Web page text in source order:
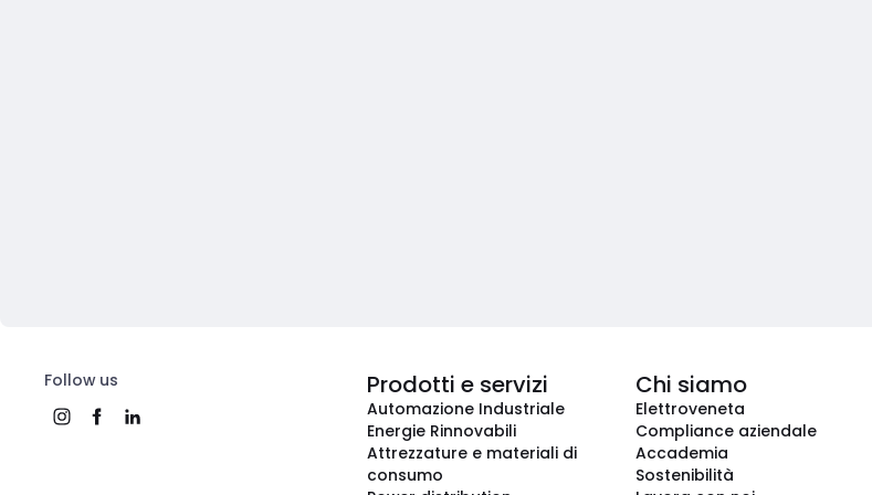
Follow us Prodotti e servizi
Automazione Industriale
Energie Rinnovabili
Attrezzature e materiali di
consumo
Chi siamo
Elettroveneta
Compliance aziendale
Accademia
Sostenibilità